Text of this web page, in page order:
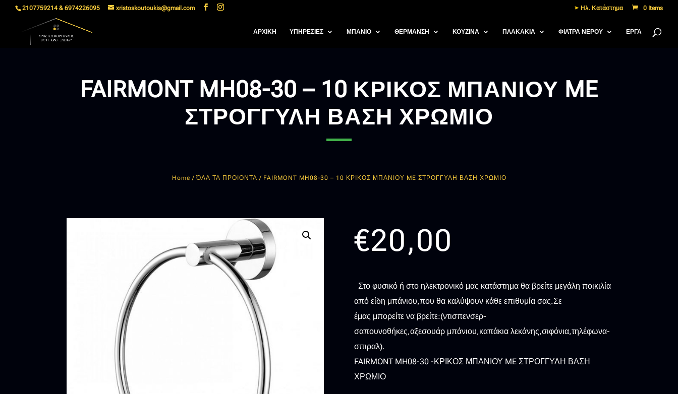
2107759214 & 6974226095 xristoskoutoukis@gmail.com Ηλ. Κατάστημα 0 Items
ΑΡΧΙΚΗ ΥΠΗΡΕΣΙΕΣ ΜΠΑΝΙΟ ΘΕΡΜΑΝΣΗ ΚΟΥΖΙΝΑ ΠΛΑΚΑΚΙΑ ΦΙΛΤΡΑ ΝΕΡΟΥ ΈΡΓΑ
FAIRMONT MH08-30 – 10 ΚΡΙΚΟΣ ΜΠΑΝΙΟΥ ME
ΣΤΡΟΓΓΥΛΗ ΒΑΣΗ ΧΡΩΜΙΟ
Home /ΌΛΑ ΤΑ ΠΡΟΙΟΝΤΑ / FAIRMONT MH08-30 – 10 ΚΡΙΚΟΣ ΜΠΑΝΙΟΥ ME ΣΤΡΟΓΓΥΛΗ ΒΑΣΗ ΧΡΩΜΙΟ
€20,00
Στο φυσικό ή στο ηλεκτρονικό μας κατάστημα θα βρείτε μεγάλη ποικιλία
από είδη μπάνιου,που θα καλύψουν κάθε επιθυμία σας.Σε
έμας μπορείτε να βρείτε:(ντισπενσερ-
σαπουνοθήκες,αξεσουάρ μπάνιου,καπάκια λεκάνης,σιφόνια,τηλέφωνα-
σπιραλ).
FAIRMONT MH08-30 -ΚΡΙΚΟΣ ΜΠΑΝΙΟΥ ME ΣΤΡΟΓΓΥΛΗ ΒΑΣΗ
ΧΡΩΜΙΟ